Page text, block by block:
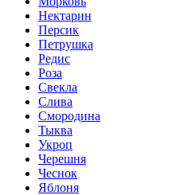
Нектарин
Персик
Петрушка
Редис
Роза
Свекла
Слива
Смородина
Тыква
Укроп
Черешня
Чеснок
Яблоня